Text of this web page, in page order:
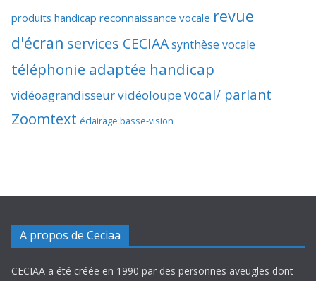
produits handicap reconnaissance vocale revue
d'écran services CECIAAsynthèse vocale
téléphonie adaptée handicap
vidéoagrandisseurvidéoloupevocal/ parlant
Zoomtext éclairage basse-vision
A propos de Ceciaa
CECIAA a été créée en 1990 par des personnes aveugles dont